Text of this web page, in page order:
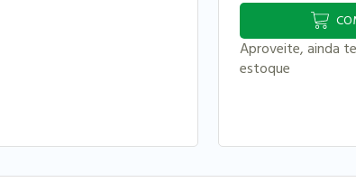
Aproveite, ainda
estoque